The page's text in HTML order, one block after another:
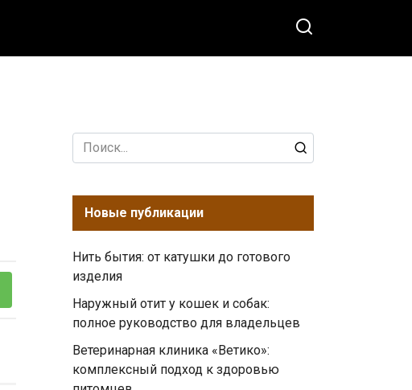
Search
for:
Новые публикации
Нить бытия: от катушки до готового
изделия
Наружный отит у кошек и собак:
полное руководство для владельцев
Ветеринарная клиника «Ветико»:
комплексный подход к здоровью